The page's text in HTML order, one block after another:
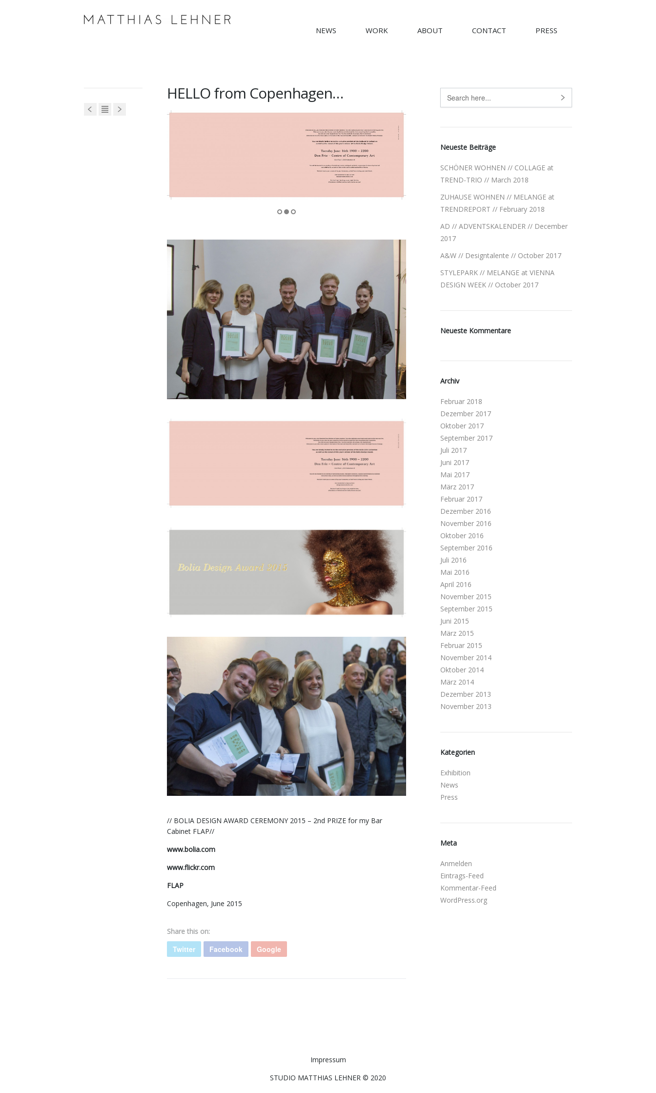
NEWS WORK ABOUT CONTACT PRESS
HELLO from Copenhagen…
// BOLIA DESIGN AWARD CEREMONY 2015 – 2nd PRIZE for my Bar
Cabinet FLAP//
www.bolia.com
www.flickr.com
FLAP
Copenhagen, June 2015
Share this on:
Twitter Facebook Google
Neueste Beiträge
SCHÖNER WOHNEN // COLLAGE at
TREND-TRIO // March 2018
ZUHAUSE WOHNEN // MELANGE at
TRENDREPORT // February 2018
AD // ADVENTSKALENDER // December
2017
A&W // Designtalente // October 2017
STYLEPARK // MELANGE at VIENNA
DESIGN WEEK // October 2017
Neueste Kommentare
Archiv
Februar 2018
Dezember 2017
Oktober 2017
September 2017
Juli 2017
Juni 2017
Mai 2017
März 2017
Februar 2017
Dezember 2016
November 2016
Oktober 2016
September 2016
Juli 2016
Mai 2016
April 2016
November 2015
September 2015
Juni 2015
März 2015
Februar 2015
November 2014
Oktober 2014
März 2014
Dezember 2013
November 2013
Kategorien
Exhibition
News
Press
Meta
Anmelden
Eintrags-Feed
Kommentar-Feed
WordPress.org
Impressum
STUDIO MATTHIAS LEHNER © 2020